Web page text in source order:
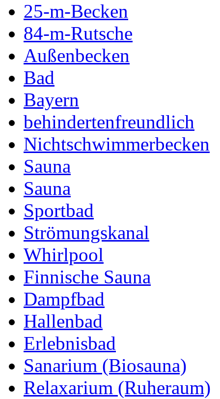
25-m-Becken
84-m-Rutsche
Außenbecken
Bad
Bayern
behindertenfreundlich
Nichtschwimmerbecken
Sauna
Sauna
Sportbad
Strömungskanal
Whirlpool
Finnische Sauna
Dampfbad
Hallenbad
Erlebnisbad
Sanarium (Biosauna)
Relaxarium (Ruheraum)